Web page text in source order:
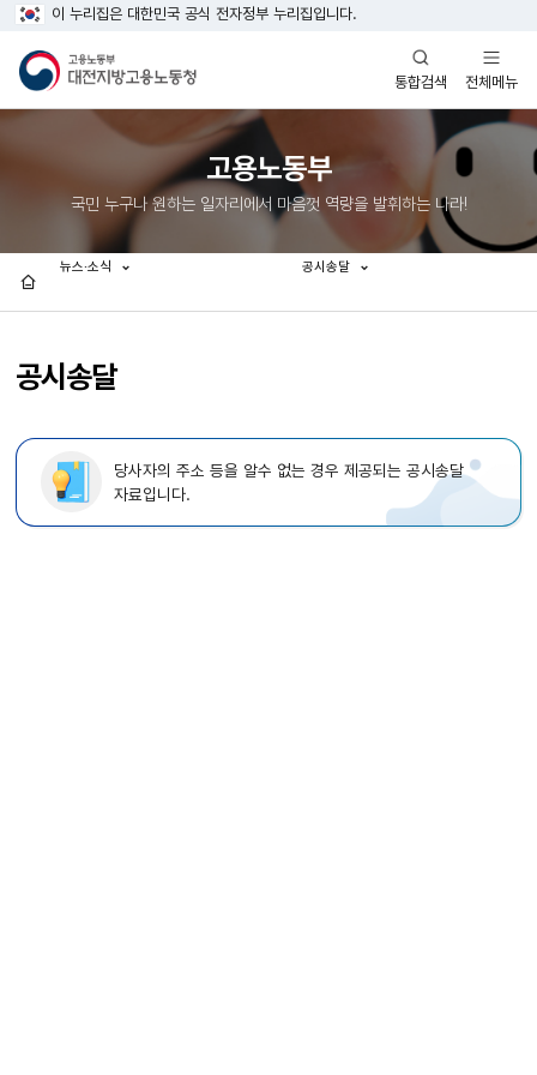
이 누리집은 대한민국 공식 전자정부 누리집입니다.
통합검색
열기
전체메뉴
열기
고용노동부
국민 누구나 원하는 일자리에서 마음껏 역량을 발휘하는 나라!
공시송달
뉴스·소식 공시송달
당사자의 주소 등을 알수 없는 경우 제공되는 공시송달
자료입니다.